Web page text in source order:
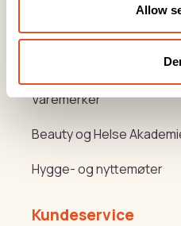
Allow
Produkter
Varemerker
Beauty og Helse
Hygge- og nyttemøter
Kundeservice